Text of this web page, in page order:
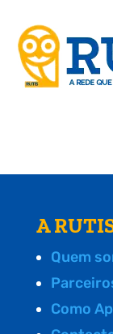
A
Quem
Como